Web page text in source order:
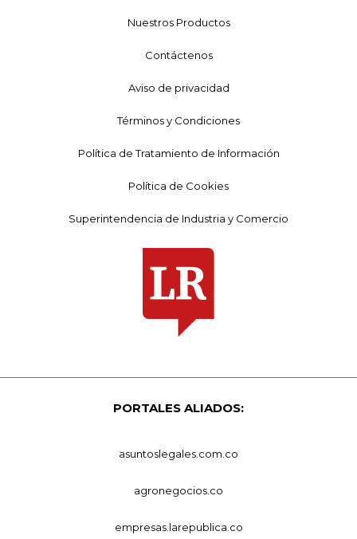
Nuestros Productos
Contáctenos
Aviso de privacidad
Términos y Condiciones
Política de Tratamiento de Información
Política de Cookies
Superintendencia de Industria y Comercio
PORTALES ALIADOS:
asuntoslegales.com.co
agronegocios.co
empresas.larepublica.co